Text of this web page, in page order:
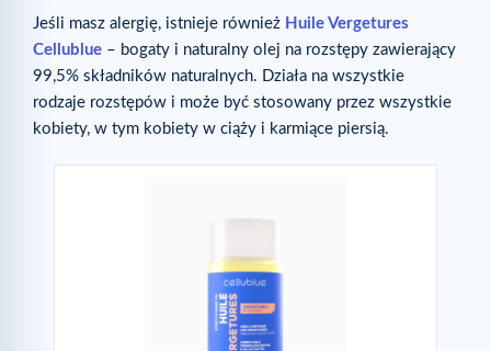
Jeśli masz alergię, istnieje również Huile Vergetures
Cellublue – bogaty i naturalny olej na rozstępy zawierający
99,5% składników naturalnych. Działa na wszystkie
rodzaje rozstępów i może być stosowany przez wszystkie
kobiety, w tym kobiety w ciąży i karmiące piersią.